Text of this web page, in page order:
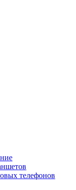
телефонов